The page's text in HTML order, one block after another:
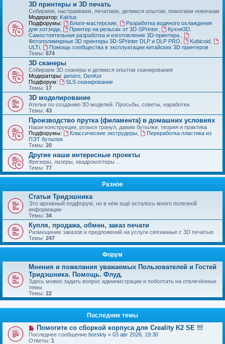
3D принтеры и 3D печать
Собираем, настраиваем, печатаем, делимся опытом, помогаем новичкам
Модератор: Kaktus
Подфорумы:
Блоги-мастерские,
Разработка водяного охлаждения
для хотэнда
Принтер на рельсах от 3D-SPrinter,
Кухня3D.
Самостоятельная разработка и изготовление 3D-принтера.
Фотополимерные 3D принтеры 3D-SPrinter DLP и DLP PRO
Kubicoid,
ULTi
Помощь сообщества в эксплуатации китайских 3D принтеров
Темы: 674
3D сканеры
Собираем 3D сканеры и делимся опытом сканирования
Модераторы: jamoro DenKor
Подфорум:
SLS сканирование
Темы: 17
3D моделирование
Ателье по созданию 3D моделей. Просьбы, советы, наработки.
Темы: 43
Производство прутка (филамента) в домашних условиях
Наши конструкции, розыск гранул, давим бутылки, теория и практика
Подфорумы:
Классические экструдеры,
Переработка пластика из
ПЭТ бутылок
Темы: 20
Другие наши интересные проекты
Фрезеры, лазеры, квадрокоптеры ...
Темы: 77
Разное
Статьи Тридэшника
Это архивный подфорум, но в нём ещё осталось много полезной
информации
Темы: 34
Купля, продажа, обмен, заказ печати
Размещение заказов и предложений на услуги связанные с 3D печатью
Темы: 247
Форум
Мнения и пожелания уважаемых Пользователей и Гостей
Тридэшника. Помощь. Флуд.
Здесь можно задать вопрос администрации и поболтать на отвлечённые
темы
Темы: 22
Последние темы
Помогите со сборкой корпуса для Creality K2 SE !!!
Последнее сообщение borskiy « 03 авг 2026, 19:30
Ответы: 1